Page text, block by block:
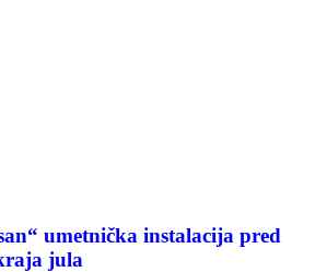
umetnička instalacija pred
jula